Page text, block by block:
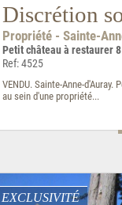
Discrétion
Propriété - Sainte-
Petit château à restaurer
Ref: 4525
VENDU. Sainte-Anne-
au sein d'une propriété...
EXCLUSIVITÉ